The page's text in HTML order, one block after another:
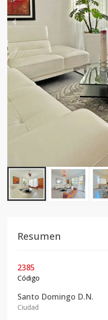
Resumen
2385
Código
Santo Domingo D.N.
Ciudad